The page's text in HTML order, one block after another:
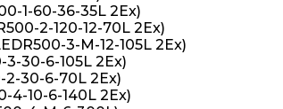
1-60-36-35L 2Ex)
2-120-12-70L 2Ex)
3-M-12-105L 2Ex)
30-6-105L 2Ex)
30-6-70L 2Ex)
4-10-6-140L 2Ex)